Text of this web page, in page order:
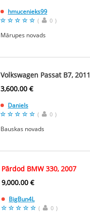
hmucenieks99
( 0 )
Mārupes novads
Volkswagen Passat B7, 2011
3,600.00 €
Daniels
( 0 )
Bauskas novads
Pārdod BMW 330, 2007
9,000.00 €
BigBun4L
( 0 )